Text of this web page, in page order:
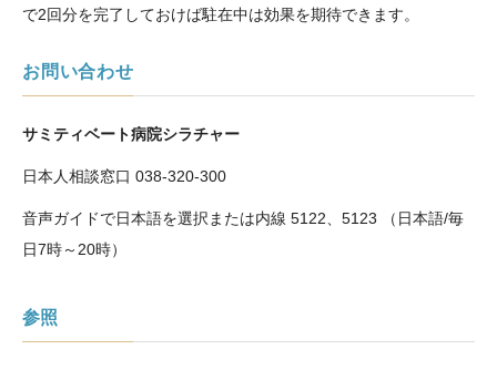
で2回分を完了しておけば駐在中は効果を期待できます。
お問い合わせ
サミティベート病院シラチャー
日本人相談窓口 038-320-300
音声ガイドで日本語を選択または内線 5122、5123 （日本語/毎
日7時～20時）
参照